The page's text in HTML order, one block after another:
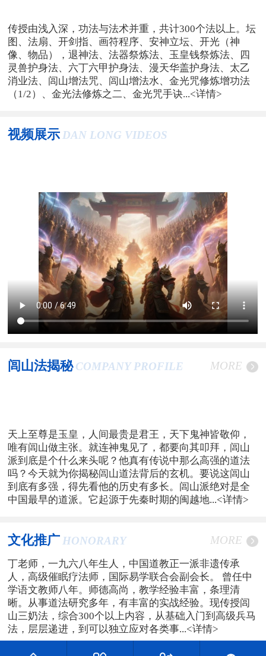
传授由浅入深，功法与法术并重，共计300个法以上。坛
图、法扇、开剑指、画符程序、安神立坛、开光（神
像、物品），退神法、法器祭炼法、玉皇钱祭炼法、四
灵兽护身法、六丁六甲护身法、漫天华盖护身法、太乙
消业法、闾山增法咒、闾山增法水、金光咒修炼增功法
（1/2）、金光法修炼之二、金光咒手诀...<详情>
视频展示 DAN LONG VIDEOS
闾山法揭秘 COMPANY PROFILE MORE
天上至尊是玉皇，人间最贵是君王，天下鬼神皆敬仰，
唯有闾山做主张。就连神鬼见了，都要向其叩拜，闾山
派到底是个什么来头呢？他真有传说中那么高强的道法
吗？今天就为你揭秘闾山道法背后的玄机。要说这闾山
到底有多强，得先看他的历史有多长。闾山派绝对是全
中国最早的道派。它起源于先秦时期的闽越地...<详情>
文化推广 HONORARY MORE
丁老师，一九六八年生人，中国道教正一派非遗传承
人，高级催眠疗法师，国际易学联合会副会长。 曾任中
学语文教师八年。师德高尚，教学经验丰富，条理清
晰。从事道法研究多年，有丰富的实战经验。现传授闾
山三奶法，综合300个以上内容，从基础入门到高级兵马
法，层层递进，到可以独立应对各类事...<详情>